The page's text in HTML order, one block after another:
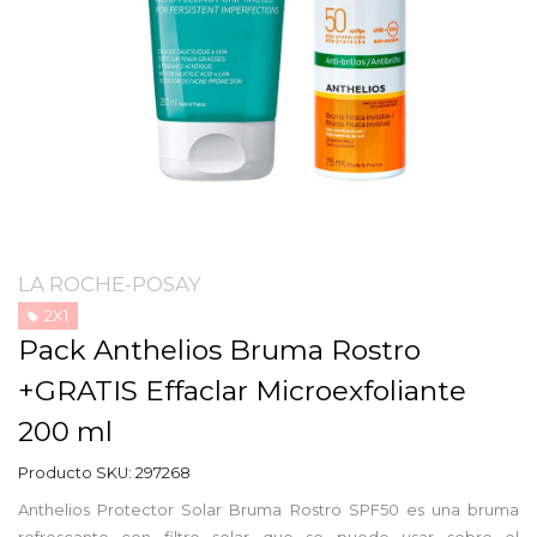
LA ROCHE-POSAY
2X1
Pack Anthelios Bruma Rostro
+GRATIS Effaclar Microexfoliante
200 ml
Producto SKU: 297268
Anthelios Protector Solar Bruma Rostro SPF50 es una bruma